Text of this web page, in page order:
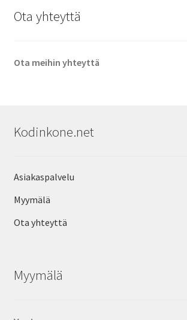
Ota yhteyttä
Ota meihin yhteyttä
Kodinkone.net
Asiakaspalvelu
Myymälä
Ota yhteyttä
Myymälä